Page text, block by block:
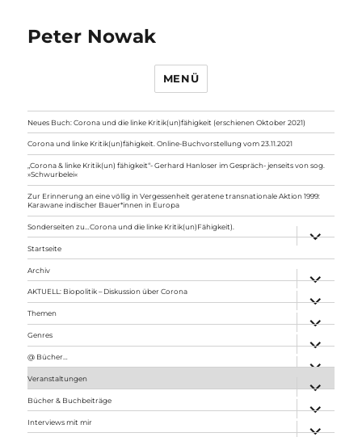
Peter Nowak
MENÜ
Neues Buch: Corona und die linke Kritik(un)fähigkeit (erschienen Oktober 2021)
Corona und linke Kritik(un)fähigkeit. Online-Buchvorstellung vom 23.11.2021
„Corona & linke Kritik(un) fähigkeit“- Gerhard Hanloser im Gespräch- jenseits von sog.
»Schwurbelei«
Zur Erinnerung an eine völlig in Vergessenheit geratene transnationale Aktion 1999:
Karawane indischer Bauer*innen in Europa
Sonderseiten zu…Corona und die linke Kritik(un)Fähigkeit).
anzeigen
Startseite
Archiv
anzeigen
AKTUELL: Biopolitik – Diskussion über Corona
anzeigen
Themen
anzeigen
Genres
anzeigen
@ Bücher…
Veranstaltungen
anzeigen
Bücher & Buchbeiträge
anzeigen
Interviews mit mir